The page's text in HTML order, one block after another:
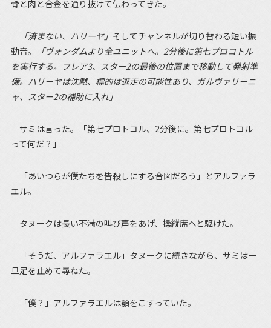
骨と肉と合金を通り抜けて伝わってきた。
「済まない、ハリーヤ」 そしてチャンネルが切り替わる短い振
動音。
「ヴォンダムより全ユニットへ。2分後に第七プロコトル
を実行する。フレア3、スター2の最後の位置まで移動して発射準
備。ハリーヤは沈黙、標的は逃走の可能性あり、ガルヴァリーニ
ャ、スター2の補助に入れ」
サミは言った。「第七プロトコル、2分後に。第七プロトコル
って何だ？」
「あいつらが僕たちを皆殺しにする合図だろう」とアルファラ
エル。
タヌークは長い不満の叫び声をあげ、操縦席へと駆けた。
「そうだ、アルファラエル」タヌークに続きながら、サミは一
旦足を止めて尋ねた。
「僕？」アルファラエルは顎をこすっていた。